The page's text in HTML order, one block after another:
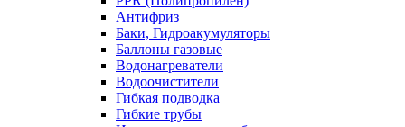
Антифриз
Баки, Гидроакумуляторы
Баллоны газовые
Водонагреватели
Водоочистители
Гибкая подводка
Гибкие трубы